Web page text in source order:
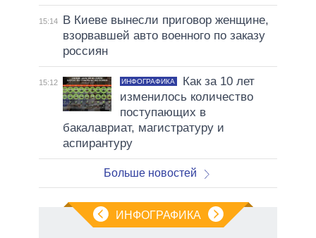
15:14
В Киеве вынесли приговор женщине,
взорвавшей авто военного по заказу
россиян
15:12 ИНФОГРАФИКА
Как за 10 лет
изменилось количество
поступающих в
бакалавриат, магистратуру и
аспирантуру
Больше новостей
ИНФОГРАФИКА